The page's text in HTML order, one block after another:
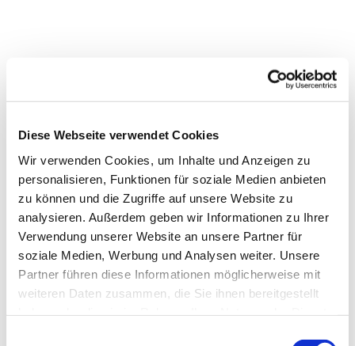
Diese Webseite verwendet Cookies
Wir verwenden Cookies, um Inhalte und Anzeigen zu
personalisieren, Funktionen für soziale Medien anbieten
zu können und die Zugriffe auf unsere Website zu
analysieren. Außerdem geben wir Informationen zu Ihrer
Verwendung unserer Website an unsere Partner für
soziale Medien, Werbung und Analysen weiter. Unsere
Partner führen diese Informationen möglicherweise mit
weiteren Daten zusammen, die Sie ihnen bereitgestellt
Dies könnte Sie auch
interessieren